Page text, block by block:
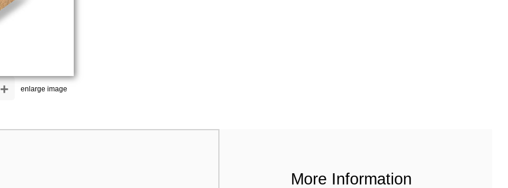
enlarge image
+
More Information